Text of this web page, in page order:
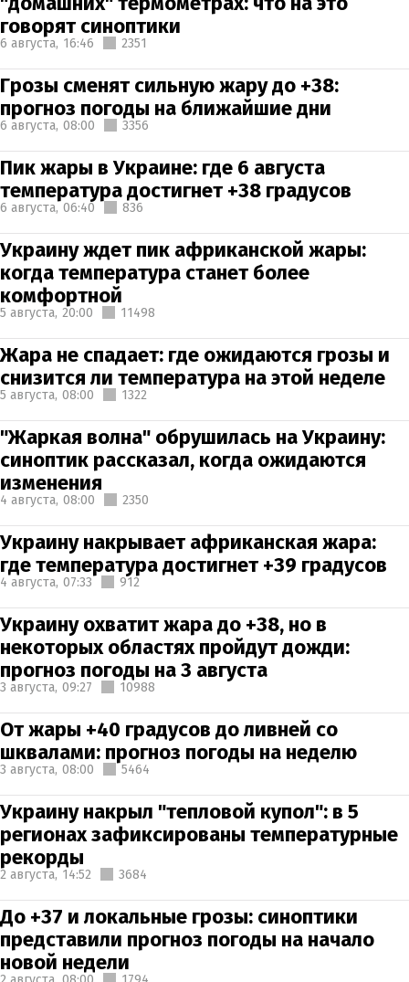
говорят синоптики
6 августа, 16:46 2351
Грозы сменят сильную жару до +38:
прогноз погоды на ближайшие дни
6 августа, 08:00 3356
Пик жары в Украине: где 6 августа
температура достигнет +38 градусов
6 августа, 06:40 836
Украину ждет пик африканской жары:
когда температура станет более
комфортной
5 августа, 20:00 11498
Жара не спадает: где ожидаются грозы и
снизится ли температура на этой неделе
5 августа, 08:00 1322
"Жаркая волна" обрушилась на Украину:
синоптик рассказал, когда ожидаются
изменения
4 августа, 08:00 2350
Украину накрывает африканская жара:
где температура достигнет +39 градусов
4 августа, 07:33 912
Украину охватит жара до +38, но в
некоторых областях пройдут дожди:
прогноз погоды на 3 августа
3 августа, 09:27 10988
От жары +40 градусов до ливней со
шквалами: прогноз погоды на неделю
3 августа, 08:00 5464
Украину накрыл "тепловой купол": в 5
регионах зафиксированы температурные
рекорды
2 августа, 14:52 3684
До +37 и локальные грозы: синоптики
представили прогноз погоды на начало
новой недели